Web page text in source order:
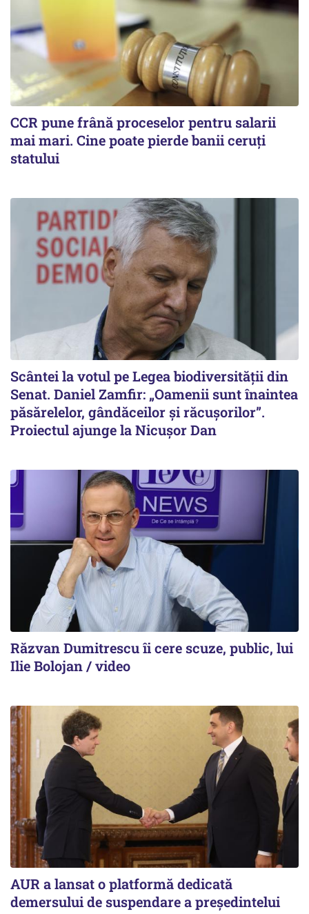
CCR pune frână proceselor pentru salarii
mai mari. Cine poate pierde banii ceruți
statului
Scântei la votul pe Legea biodiversității din
Senat. Daniel Zamfir: „Oamenii sunt înaintea
păsărelelor, gândăceilor și răcușorilor”.
Proiectul ajunge la Nicușor Dan
Răzvan Dumitrescu îi cere scuze, public, lui
Ilie Bolojan / video
AUR a lansat o platformă dedicată
demersului de suspendare a președintelui